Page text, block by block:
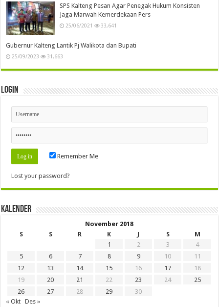
SPS Kalteng Pesan Agar Penegak Hukum Konsisten
Jaga Marwah Kemerdekaan Pers
25/06/2021 33,641
Gubernur Kalteng Lantik Pj Walikota dan Bupati
25/09/2023 31,663
Login
Remember Me
Lost your password?
Kalender
November 2018
S
S R K J S
M
1
2 3
4
5
6 7 8 9 10
11
12
13 14 15 16 17
18
19
20 21 22 23 24
25
26
27 28 29
30
« Okt
Des »